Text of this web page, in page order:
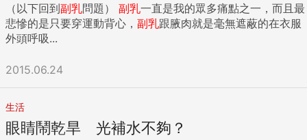
（以下回到副乳問題） 副乳一直是我的眾多痛點之一，而且最
悲慘的是只要穿運動背心， 副乳跟腋肉就是毫無遮蔽的在衣服
外頭呼吸...
2015.06.24
生活
眼睛鬧乾旱 光補水不夠？